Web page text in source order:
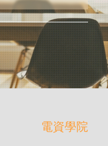
電資學院